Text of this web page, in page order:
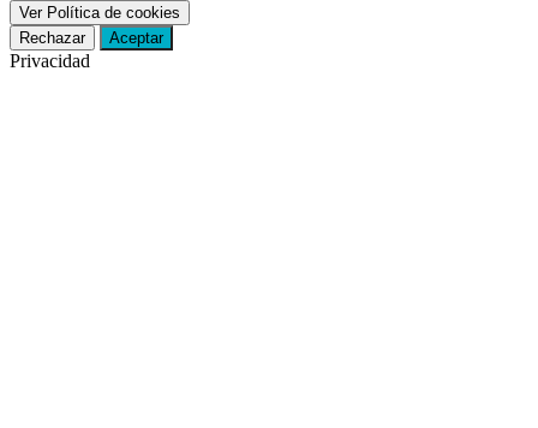
Ver Política de cookies
Rechazar
Aceptar
Privacidad